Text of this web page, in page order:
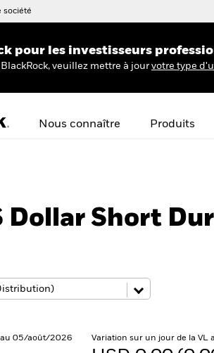
société
pour les investisseurs
veuillez mettre à jour votre type
Nous connaître Produits
Dollar Short
au 05/août/2026 Variation sur un jour de la